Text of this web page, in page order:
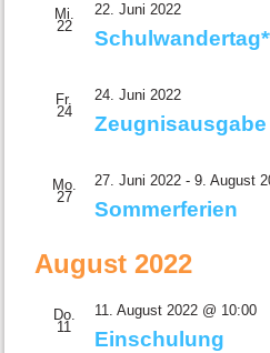
Mi.
22
22. Juni 2022
Fr.
24
24. Juni 2022
Mo.
27
27. Juni 2022- 9. August
Sommerferien
August 2022
Do.
11
11. August 2022 @ 10:00
Einschulung